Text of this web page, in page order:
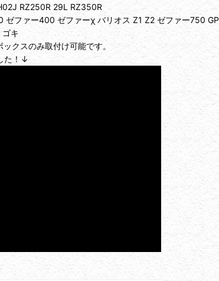
RZ250R 29L RZ350R
ファー400 ゼファーχ バリオス Z1 Z2 ゼファー750
キ
クスのみ取付け可能です。
た！↓